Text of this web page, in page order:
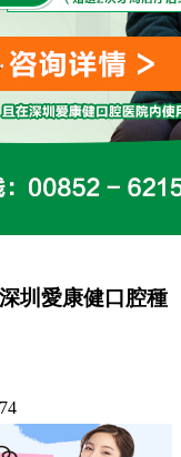
圳愛康健口腔種